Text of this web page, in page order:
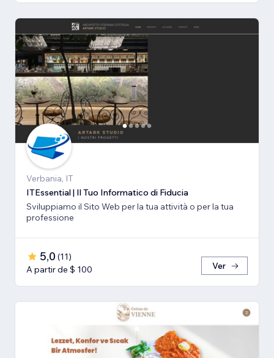
Verbania, IT
ITEssential | Il Tuo Informatico di Fiducia
Sviluppiamo il Sito Web per la tua attività o per la tua
professione
5,0 (11)
A partir de $ 100
Ver